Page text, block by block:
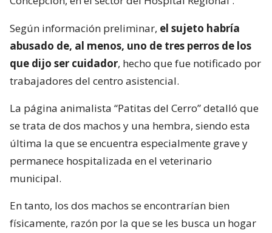
Según información preliminar, el sujeto habría
abusado de, al menos, uno de tres perros de los
que dijo ser cuidador, hecho que fue notificado por
trabajadores del centro asistencial.
La página animalista “Patitas del Cerro” detalló que
se trata de dos machos y una hembra, siendo esta
última la que se encuentra especialmente grave y
permanece hospitalizada en el veterinario
municipal.
En tanto, los dos machos se encontrarían bien
físicamente, razón por la que se les busca un hogar